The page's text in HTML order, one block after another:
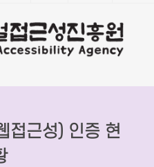
접근성) 인증 현